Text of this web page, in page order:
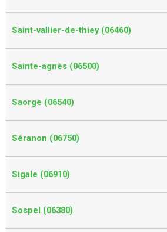
Saint-vallier-de-thiey (06460)
Sainte-agnès (06500)
Saorge (06540)
Séranon (06750)
Sigale (06910)
Sospel (06380)